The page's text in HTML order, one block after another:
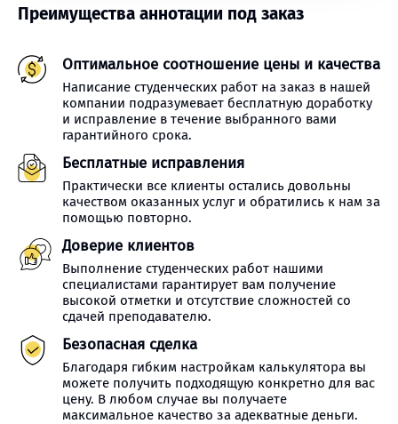
Преимущества аннотации под заказ
Оптимальное соотношение цены и качества
Написание студенческих работ на заказ в нашей
компании подразумевает бесплатную доработку
и исправление в течение выбранного вами
гарантийного срока.
Бесплатные исправления
Практически все клиенты остались довольны
качеством оказанных услуг и обратились к нам за
помощью повторно.
Доверие клиентов
Выполнение студенческих работ нашими
специалистами гарантирует вам получение
высокой отметки и отсутствие сложностей со
сдачей преподавателю.
Безопасная сделка
Благодаря гибким настройкам калькулятора вы
можете получить подходящую конкретно для вас
цену. В любом случае вы получаете
максимальное качество за адекватные деньги.